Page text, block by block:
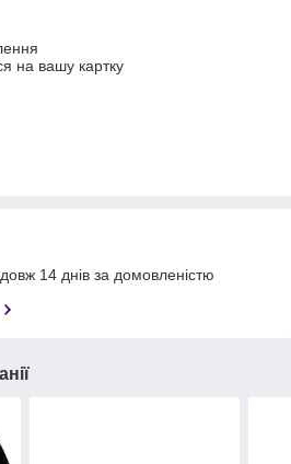
на вашу картку
14 днів за домовленістю